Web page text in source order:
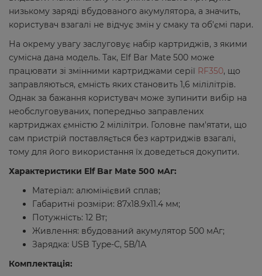
низькому заряді вбудованого акумулятора, а значить,
користувач взагалі не відчує змін у смаку та об'ємі пари.
На окрему увагу заслуговує набір картриджів, з якими
сумісна дана модель. Так, Elf Bar Mate 500 може
працювати зі змінними картриджами серії RF350, що
заправляються, ємність яких становить 1,6 мілілітрів.
Однак за бажання користувач може зупинити вибір на
необслуговуваних, попередньо заправлених
картриджах ємністю 2 мілілітри. Головне пам'ятати, що
сам пристрій поставляється без картриджів взагалі,
тому для його використання їх доведеться докупити.
Характеристики Elf Bar Mate 500 мАг:
Матеріал: алюмінієвий сплав;
Габаритні розміри: 87x18.9x11.4 мм;
Потужність: 12 Вт;
Живлення: вбудований акумулятор 500 мАг;
Зарядка: USB Type-C, 5В/1А
Комплектація: